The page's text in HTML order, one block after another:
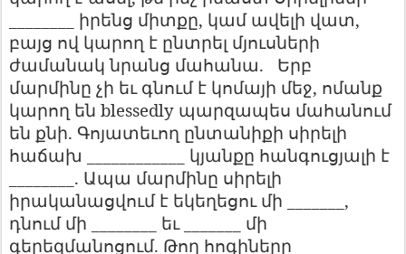
իրենց միտքը, կամ ավելի վատ,
բայց ով կարող է ընտրել մյուսների
ժամանակ նրանց մահանա.
Երբ
մարմինը չի եւ գնում է կոմայի մեջ, ոմանք
կարող են blessedly պարզապես մահանում
են քնի. Գոյատեւող ընտանիքի սիրելի
հաճախ
կյանքը հանգուցյալի է
________. Ապա մարմինը սիրելի
իրականացվում է եկեղեցու մի _______,
դնում մի եւ_______ մի
գերեզմանոցում. Թող հոգիները